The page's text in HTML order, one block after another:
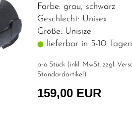
Farbe: grau, schwarz
Geschlecht: Unisex
Größe: Unisize
lieferbar in 5-10 Tagen
pro Stück (inkl. MwSt. zzgl.
Standardartikel )
159,00 EUR